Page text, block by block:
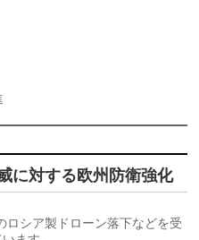
に対する欧州防衛強化
ロシア製ドローン落下などを受